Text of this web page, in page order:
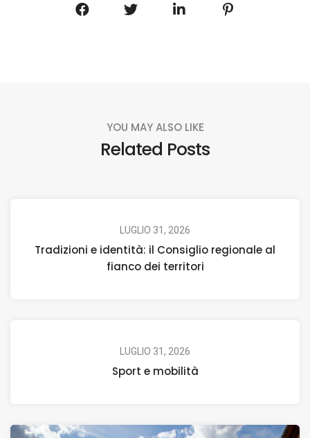
YOU MAY ALSO LIKE
Related Posts
LUGLIO 31, 2026
Tradizioni e identità: il Consiglio regionale al
fianco dei territori
LUGLIO 31, 2026
Sport e mobilità